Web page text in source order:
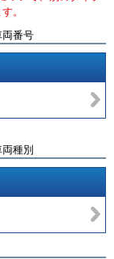
。
両番号
種別